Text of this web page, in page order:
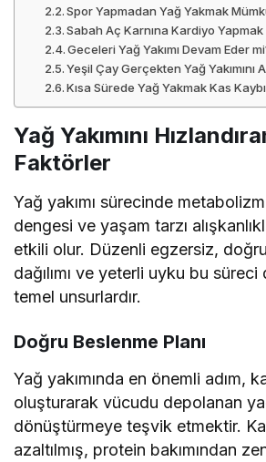
Spor Yapmadan Yağ Yakmak
Sabah Aç Karnına Kardiyo Yapmak
Geceleri Yağ Yakımı Devam Eder
Yeşil Çay Gerçekten Yağ Yakımını
Kısa Sürede Yağ Yakmak Kas
Yağ Yakımını
Faktörler
Yağ yakımı sürecinde
dengesi ve yaşam tarzı
etkili olur. Düzenli egzersiz,
dağılımı ve yeterli uyku bu
temel unsurlardır.
Doğru Beslenme Planı
Yağ yakımında en önemli adım,
oluşturarak vücudu depolanan
dönüştürmeye teşvik etmektir.
azaltılmış, protein bakımından